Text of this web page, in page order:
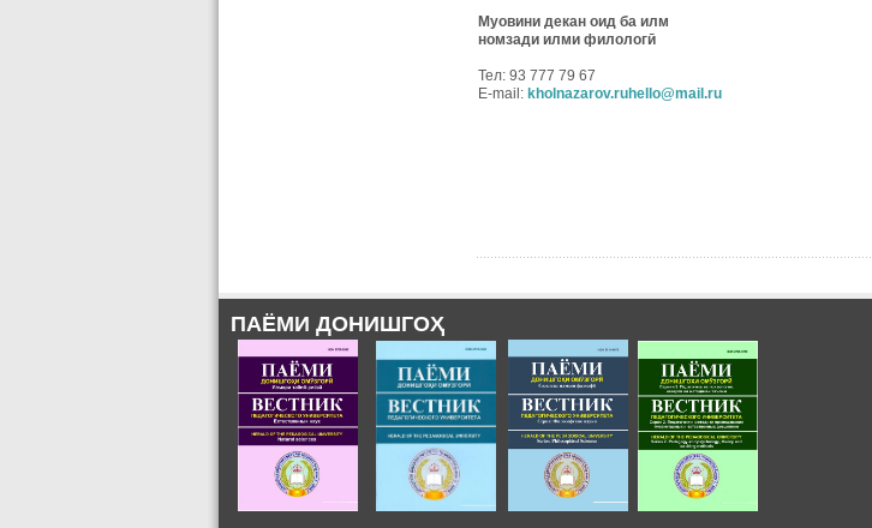
Муовини декан оид ба илм
номзади илми филологӣ
Тел: 93 777 79 67
E-mail: kholnazarov.ruhello@mail.ru
ПАЁМИ ДОНИШГОҲ